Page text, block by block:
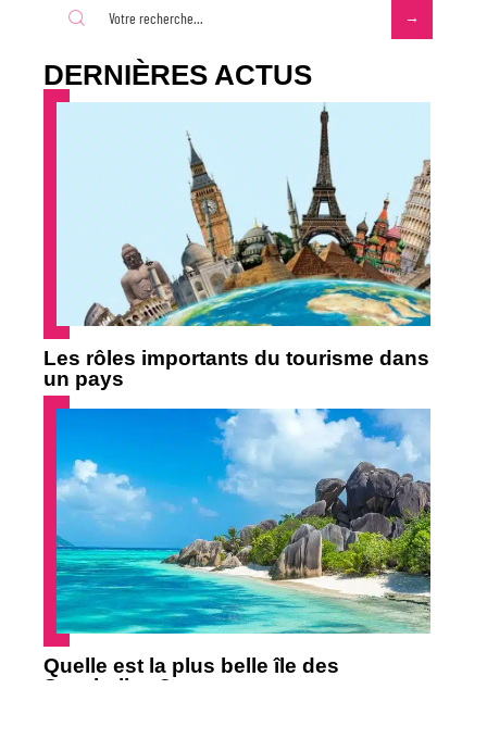
DERNIÈRES ACTUS
Les rôles importants du tourisme dans
un pays
Quelle est la plus belle île des
Seychelles ?